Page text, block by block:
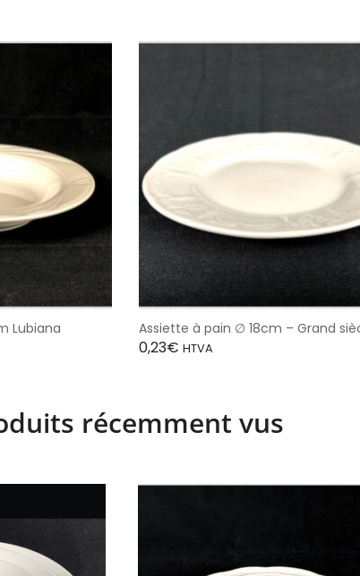
Lubiana Assiette à pain ∅ 18cm – Grand
0,23€ HTVA
récemment vus